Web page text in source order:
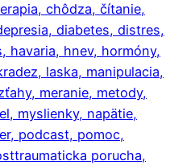
chôdza, čítanie,
diabetes, distres,
havaria, hnev, hormóny,
laska, manipulacia,
meranie, metody,
myslienky, napätie,
podcast, pomoc,
porucha,